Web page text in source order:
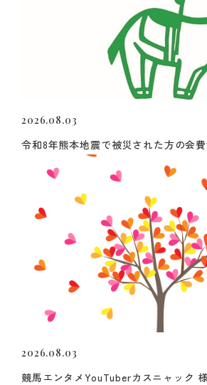
2026.08.03
令和8年熊本地震で被災された方の会
2026.08.03
競馬エンタメYouTuberカスニャック